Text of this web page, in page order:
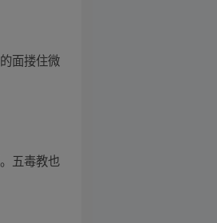
面搂住微
五毒教也